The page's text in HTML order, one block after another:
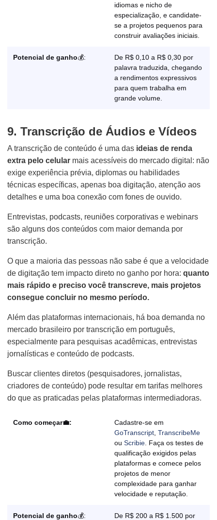
idiomas e nicho de
especialização, e candidate-
se a projetos pequenos para
construir avaliações iniciais.
Potencial de ganho💰:
De R$ 0,10 a R$ 0,30 por
palavra traduzida, chegando
a rendimentos expressivos
para quem trabalha em
grande volume.
9. Transcrição de Áudios e Vídeos
A transcrição de conteúdo é uma das ideias de renda
extra pelo celular mais acessíveis do mercado digital: não
exige experiência prévia, diplomas ou habilidades
técnicas específicas, apenas boa digitação, atenção aos
detalhes e uma boa conexão com fones de ouvido.
Entrevistas, podcasts, reuniões corporativas e webinars
são alguns dos conteúdos com maior demanda por
transcrição.
O que a maioria das pessoas não sabe é que a velocidade
de digitação tem impacto direto no ganho por hora: quanto
mais rápido e preciso você transcreve, mais projetos
consegue concluir no mesmo período.
Além das plataformas internacionais, há boa demanda no
mercado brasileiro por transcrição em português,
especialmente para pesquisas acadêmicas, entrevistas
jornalísticas e conteúdo de podcasts.
Buscar clientes diretos (pesquisadores, jornalistas,
criadores de conteúdo) pode resultar em tarifas melhores
do que as praticadas pelas plataformas intermediadoras.
Como começar💼:
Cadastre-se em
GoTranscript TranscribeMe
ou Scribie . Faça os testes de
qualificação exigidos pelas
plataformas e comece pelos
projetos de menor
complexidade para ganhar
velocidade e reputação.
Potencial de ganho💰:
De R$ 200 a R$ 1.500 por